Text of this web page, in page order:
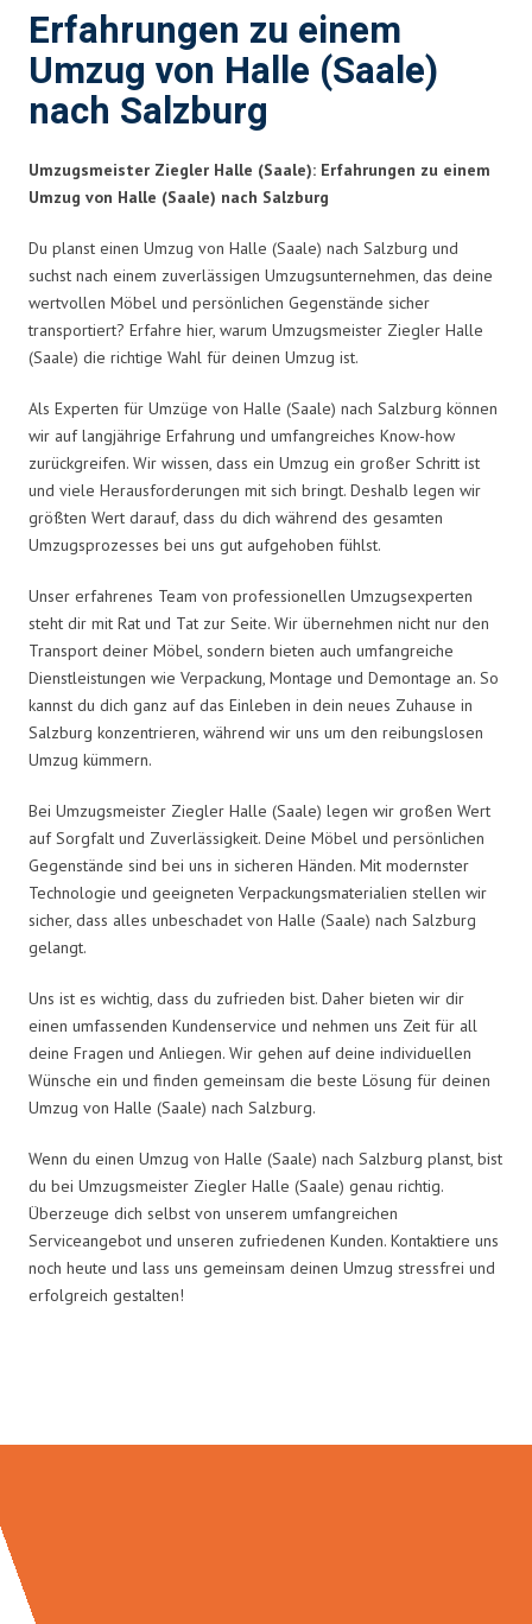
Erfahrungen zu einem
Umzug von Halle (Saale)
nach Salzburg
Umzugsmeister Ziegler Halle (Saale): Erfahrungen zu einem
Umzug von Halle (Saale) nach Salzburg
Du planst einen Umzug von Halle (Saale) nach Salzburg und
suchst nach einem zuverlässigen Umzugsunternehmen, das deine
wertvollen Möbel und persönlichen Gegenstände sicher
transportiert? Erfahre hier, warum Umzugsmeister Ziegler Halle
(Saale) die richtige Wahl für deinen Umzug ist.
Als Experten für Umzüge von Halle (Saale) nach Salzburg können
wir auf langjährige Erfahrung und umfangreiches Know-how
zurückgreifen. Wir wissen, dass ein Umzug ein großer Schritt ist
und viele Herausforderungen mit sich bringt. Deshalb legen wir
größten Wert darauf, dass du dich während des gesamten
Umzugsprozesses bei uns gut aufgehoben fühlst.
Unser erfahrenes Team von professionellen Umzugsexperten
steht dir mit Rat und Tat zur Seite. Wir übernehmen nicht nur den
Transport deiner Möbel, sondern bieten auch umfangreiche
Dienstleistungen wie Verpackung, Montage und Demontage an. So
kannst du dich ganz auf das Einleben in dein neues Zuhause in
Salzburg konzentrieren, während wir uns um den reibungslosen
Umzug kümmern.
Bei Umzugsmeister Ziegler Halle (Saale) legen wir großen Wert
auf Sorgfalt und Zuverlässigkeit. Deine Möbel und persönlichen
Gegenstände sind bei uns in sicheren Händen. Mit modernster
Technologie und geeigneten Verpackungsmaterialien stellen wir
sicher, dass alles unbeschadet von Halle (Saale) nach Salzburg
gelangt.
Uns ist es wichtig, dass du zufrieden bist. Daher bieten wir dir
einen umfassenden Kundenservice und nehmen uns Zeit für all
deine Fragen und Anliegen. Wir gehen auf deine individuellen
Wünsche ein und finden gemeinsam die beste Lösung für deinen
Umzug von Halle (Saale) nach Salzburg.
Wenn du einen Umzug von Halle (Saale) nach Salzburg planst, bist
du bei Umzugsmeister Ziegler Halle (Saale) genau richtig.
Überzeuge dich selbst von unserem umfangreichen
Serviceangebot und unseren zufriedenen Kunden. Kontaktiere uns
noch heute und lass uns gemeinsam deinen Umzug stressfrei und
erfolgreich gestalten!